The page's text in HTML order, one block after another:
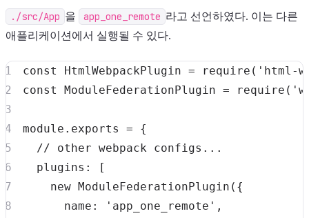
./src/App 을 app_one_remote 라고 선언하였다. 이는 다른
애플리케이션에서 실행될 수 있다.
const HtmlWebpackPlugin = require ( 'html-
const
ModuleFederationPlugin = require (
module . exports =
{
// other webpack configs...
plugins :
[
new ModuleFederationPlugin ( {
name : 'app_one_remote' ,